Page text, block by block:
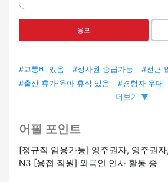
응모
#교통비 있음 #정사원 승급가능 #전근
#출산 휴가·육아 휴직 있음
#경험자 우대
#차·오토바이 출퇴근 OK #외국인 직
원 채용 실적 있음
#특정기능자 고용 기업
더보기 ▼
어필 포인트
[정규직 임용가능] 영주권자, 영주권
N3 [용접 직원] 외국인 인사 활동 중